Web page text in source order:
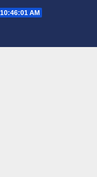
10:46:02 AM